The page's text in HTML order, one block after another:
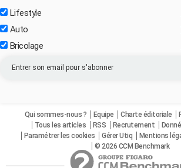
Lifestyle
Auto
Bricolage
Qui sommes-nous ? Equipe Charte éditoriale
Tous les articles
RSS Recrutement
Paramétrer les cookies
Gérer Utiq Mentions
© 2026 CCM Benchmark